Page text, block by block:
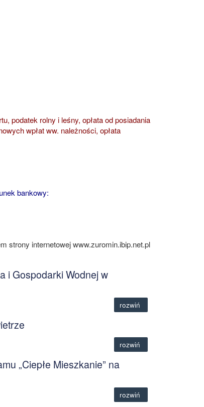
podatek rolny i leśny, opłata od posiadania
wpłat ww. należności, opłata
bankowy:
strony internetowej www.zuromin.ibip.net.pl
i Gospodarki Wodnej w
rozwiń
rozwiń
„Ciepłe Mieszkanie” na
rozwiń